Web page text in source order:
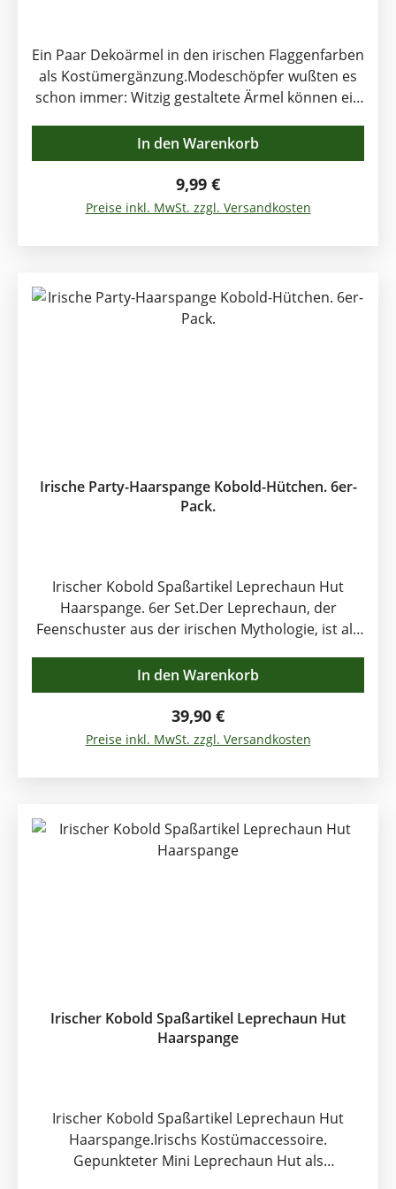
Ein Paar Dekoärmel in den irischen Flaggenfarben
als Kostümergänzung.Modeschöpfer wußten es
schon immer: Witzig gestaltete Ärmel können ein
total verwandeln. Dies gilt ebenso für die
Spaßbekleidung, in diesem Fall für diese Ärmel
in grün, weiß und orange, Irlands Nationalfarben.
Die Ärmel werden paarweise geliefert in
einfach über etwas Langärmeliges zu streifen ist
bei einer irischen Party nicht verboten.
Regulärer Preis:
9,99 €
Preise inkl. MwSt. zzgl. Versandkosten
In den Warenkorb
Irische Party-Haarspange Kobold-Hütchen. 6er-
Pack.
Irischer Kobold Spaßartikel Leprechaun Hut
Haarspange. 6er Set.Der Leprechaun, der
Feenschuster aus der irischen Mythologie, ist als
Der übertrieben große grüne Zylinder
(Leprechaunhut), Schuhe und Leprechaunsocken
sind die hervorstechendsten äußeren Merkmale
dieser irischen Märchenfigur. Und werden gerne
Motto-Party bis hin zu den St. Patrick's Day-
Festivitäten eingesetzt. Unser Hairclip ist der
Leprechaun-Hut im Miniformat als Haarspange.
Regulärer Preis:
39,90 €
Preise inkl. MwSt. zzgl. Versandkosten
In den Warenkorb
Irischer Kobold Spaßartikel Leprechaun Hut
Haarspange
Irischer Kobold Spaßartikel Leprechaun Hut
Haarspange.Irischs Kostümaccessoire.
Gepunkteter Mini Leprechaun Hut als